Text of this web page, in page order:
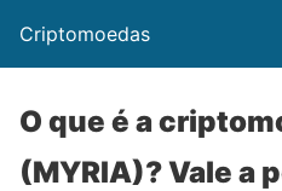
Criptomoedas
O que é a
(MYRIA)? Vale a